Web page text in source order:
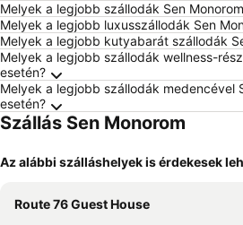
Melyek a legjobb szállodák Sen
Melyek a legjobb luxusszállodák Sen
Melyek a legjobb kutyabarát szállodák
Melyek a legjobb szállodák wellness-
esetén?
Melyek a legjobb szállodák medencével
esetén?
Szállás Sen Monorom
Az alábbi szálláshelyek is érdekesek
Route 76 Guest House